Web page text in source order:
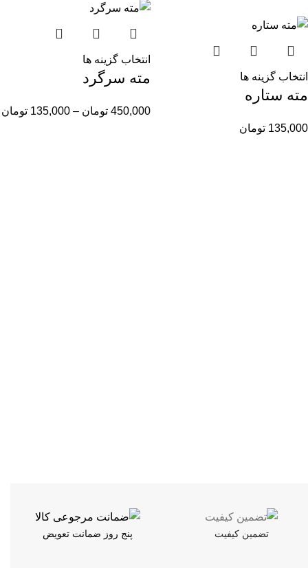
انتخاب گزینه ها
مته ستاره
135,000 تومان
انتخاب گزینه ها
مته سرگرد
450,000 تومان –
135,000 تومان
تضمین کیفیت پنج روز ضمانت تعویض